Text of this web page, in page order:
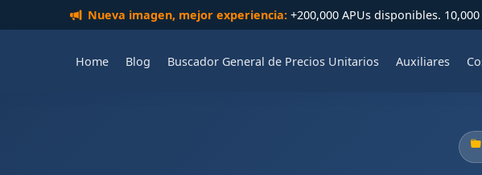
Nueva imagen, mejor experiencia:+200,000 APUs disponibles.
Home Blog Buscador General de Precios Unitarios Auxiliares